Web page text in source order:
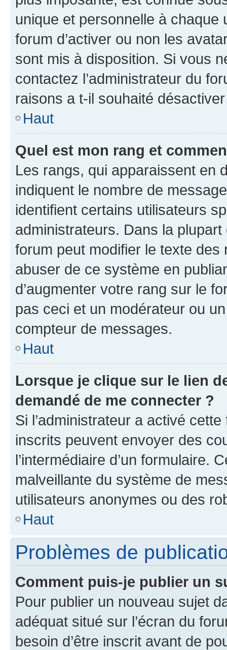
unique et personnelle à chaque
forum d’activer ou non les
sont mis à disposition. Si vous
contactez l’administrateur du
raisons a t-il souhaité
Haut
Quel est mon rang et
Les rangs, qui apparaissent en
indiquent le nombre de
identifient certains utilisateurs
administrateurs. Dans la
forum peut modifier le texte
abuser de ce système en
d’augmenter votre rang sur le
pas ceci et un modérateur ou
compteur de messages.
Haut
Lorsque je clique sur le lien
demandé de me connecter ?
Si l’administrateur a activé
inscrits peuvent envoyer des
l’intermédiaire d’un formulaire.
malveillante du système de
utilisateurs anonymes ou des
Haut
Problèmes de
Comment puis-je publier un
Pour publier un nouveau sujet
adéquat situé sur l’écran du
besoin d’être inscrit avant de